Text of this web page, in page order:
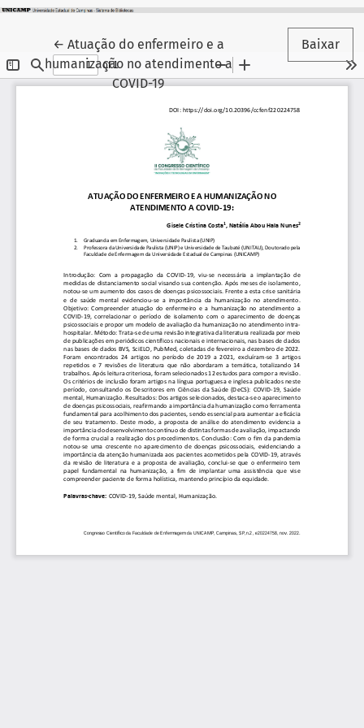
← Voltar aos Detalhes do Artigo
Atuação do enfermeiro e a
humanização no atendimento a
COVID-19
Baixar